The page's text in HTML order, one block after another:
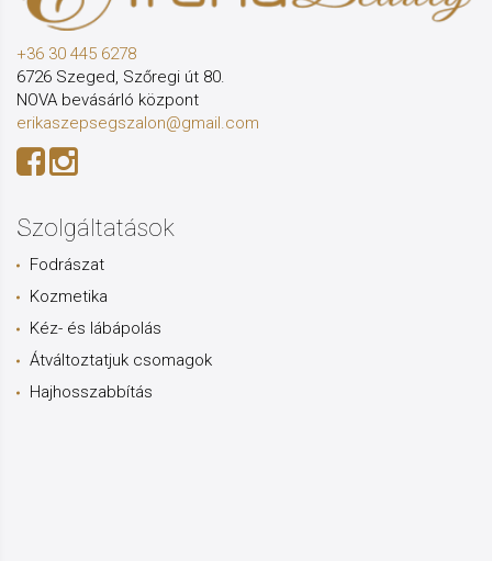
+36 30 445 6278
6726 Szeged, Szőregi út 80.
NOVA bevásárló központ
erikaszepsegszalon@gmail.com
Szolgáltatások
Fodrászat
Kozmetika
Kéz- és lábápolás
Átváltoztatjuk csomagok
Hajhosszabbítás